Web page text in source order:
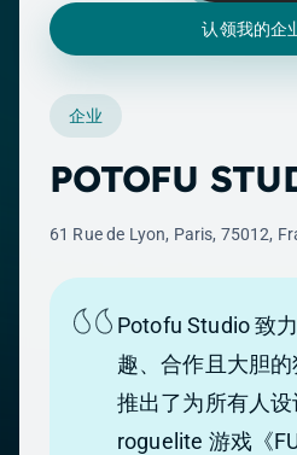
认领我的企
企业
POTOFU
61 Rue de Lyon, Paris, 75012,
Potofu Studio 致
趣、合作且大胆的
推出了为所有人
roguelite 游戏《